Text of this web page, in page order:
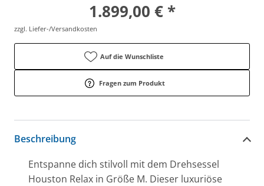
1.899,00 € *
zzgl. Liefer-/Versandkosten
Auf die Wunschliste
Fragen zum Produkt
Beschreibung
Entspanne dich stilvoll mit dem Drehsessel
Houston Relax in Größe M. Dieser luxuriöse